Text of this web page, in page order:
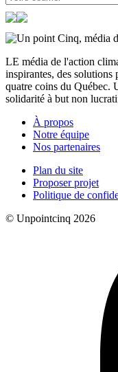
LE média de l'action
inspirantes, des
quatre coins du Québec.
solidarité à but non
À propos
Notre équipe
Nos partenaires
Plan du site
Proposer projet
Politique de
© Unpointcinq 2026